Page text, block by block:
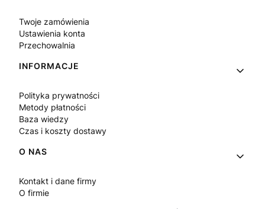
Twoje zamówienia
Ustawienia konta
Przechowalnia
INFORMACJE
Polityka prywatności
Metody płatności
Baza wiedzy
Czas i koszty dostawy
O NAS
Kontakt i dane firmy
O firmie